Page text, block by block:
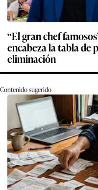
“El gran chef
encabeza la tabla de
eliminación
Contenido sugerido